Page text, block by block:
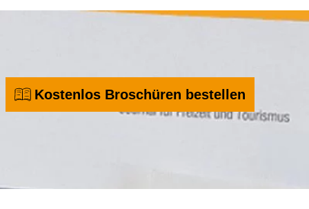
Kostenlos Broschüren bestellen